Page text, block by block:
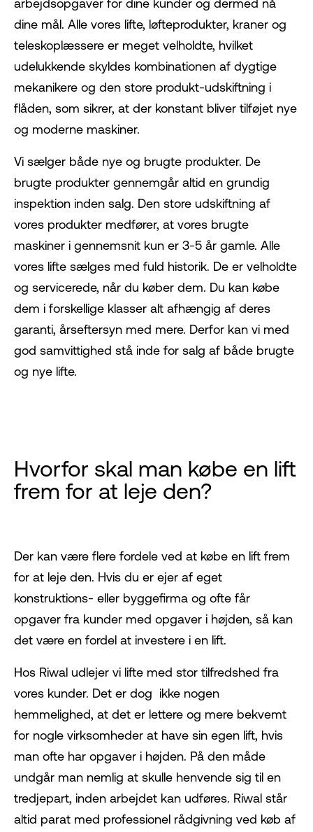
arbejdsopgaver for dine kunder og dermed nå
dine mål. Alle vores lifte, løfteprodukter, kraner og
teleskoplæssere er meget velholdte, hvilket
udelukkende skyldes kombinationen af dygtige
mekanikere og den store produkt-udskiftning i
flåden, som sikrer, at der konstant bliver tilføjet nye
og moderne maskiner.
Vi sælger både nye og brugte produkter. De
brugte produkter gennemgår altid en grundig
inspektion inden salg. Den store udskiftning af
vores produkter medfører, at vores brugte
maskiner i gennemsnit kun er 3-5 år gamle. Alle
vores lifte sælges med fuld historik. De er velholdte
og servicerede, når du køber dem. Du kan købe
dem i forskellige klasser alt afhængig af deres
garanti, årseftersyn med mere. Derfor kan vi med
god samvittighed stå inde for salg af både brugte
og nye lifte.
Hvorfor skal man købe en lift
frem for at leje den?
Der kan være flere fordele ved at købe en lift frem
for at leje den. Hvis du er ejer af eget
konstruktions- eller byggefirma og ofte får
opgaver fra kunder med opgaver i højden, så kan
det være en fordel at investere i en lift.
Hos Riwal udlejer vi lifte med stor tilfredshed fra
vores kunder. Det er dog ikke nogen
hemmelighed, at det er lettere og mere bekvemt
for nogle virksomheder at have sin egen lift, hvis
man ofte har opgaver i højden. På den måde
undgår man nemlig at skulle henvende sig til en
tredjepart, inden arbejdet kan udføres. Riwal står
altid parat med professionel rådgivning ved køb af